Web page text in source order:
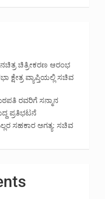
ಚಿತ್ರೀಕರಣ ಆರಂಭ
ಕ್ಷೇತ್ರ ವ್ಯಾಪ್ತಿಯಲ್ಲಿ ಸಚಿವ
ರವರಿಗೆ ಸನ್ಮಾನ
ಪ್ರತಿಭಟನೆ
ಸಹಕಾರ ಅಗತ್ಯ: ಸಚಿವ